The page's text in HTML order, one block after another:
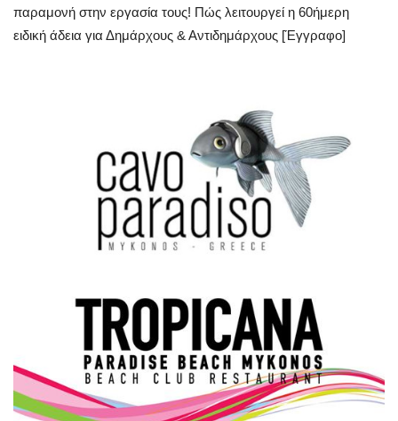
Sport
Σεβασμιώτατος Δωρόθεος Β’
Cost Of Living Crisis
Opinion + Analysis
παραμονή στην εργασία τους! Πώς λειτουργεί η 60ήμερη
ειδική άδεια για Δημάρχους & Αντιδημάρχους [Έγγραφο]